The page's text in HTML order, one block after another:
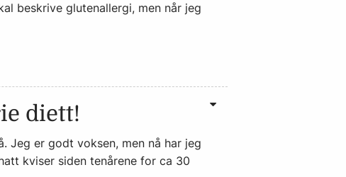
beskrive glutenallergi, men når jeg
diett!
er godt voksen, men nå har jeg
kviser siden tenårene for ca 30